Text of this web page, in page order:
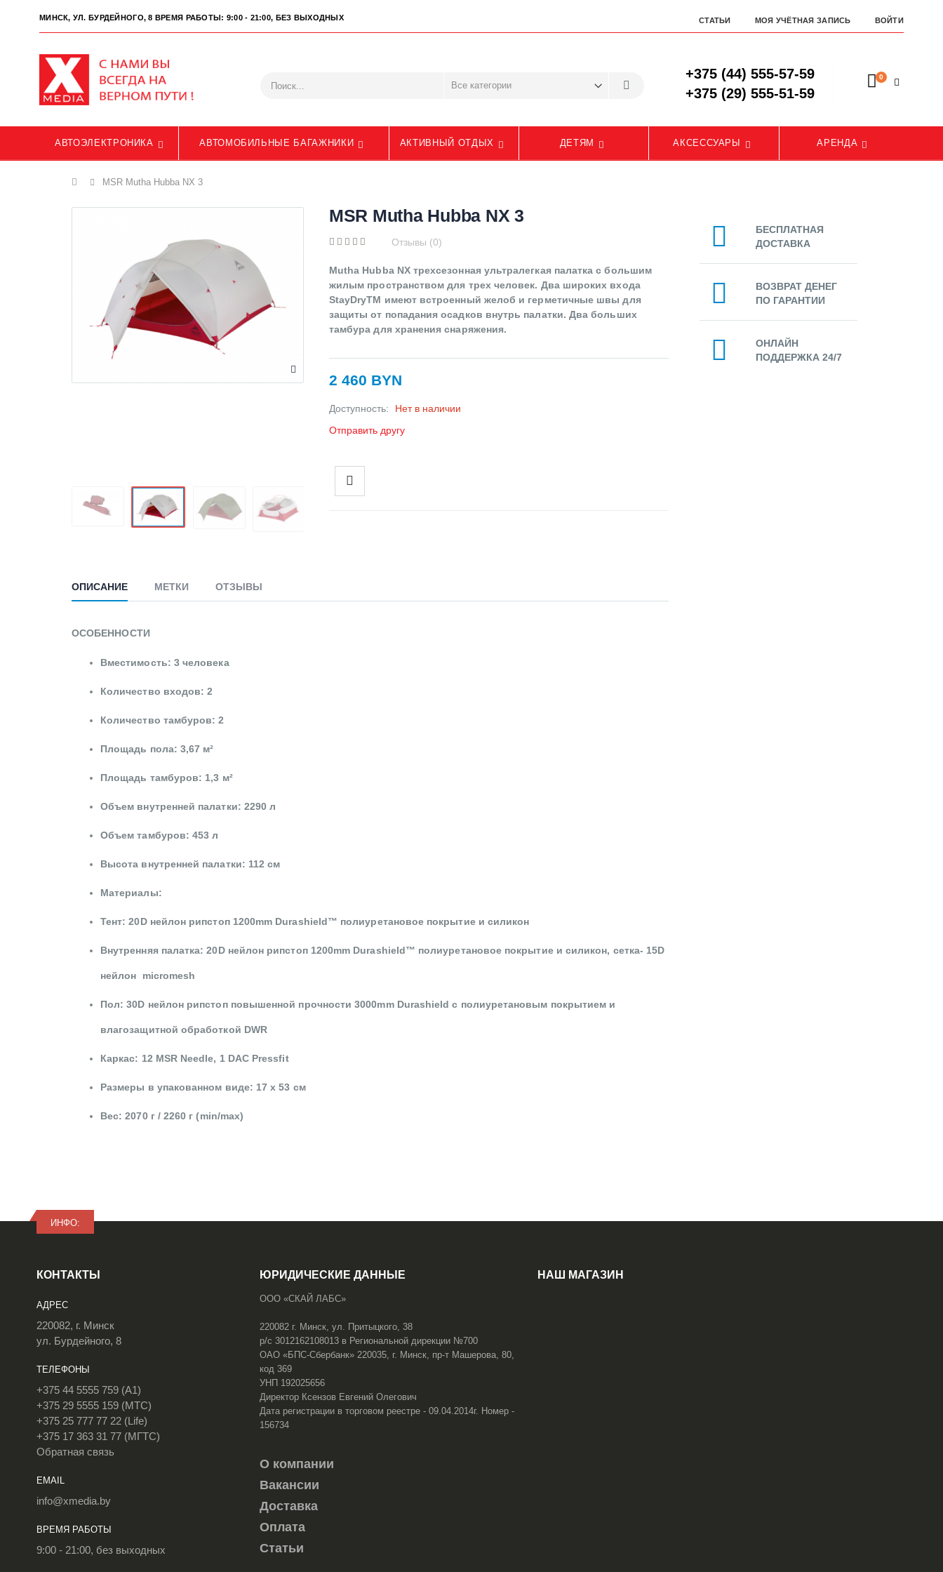
МИНСК, УЛ. БУРДЕЙНОГО, 8 ВРЕМЯ РАБОТЫ: 9:00 - 21:00, БЕЗ ВЫХОДНЫХ СТАТЬИ МОЯ УЧЁТНАЯ ЗАПИСЬ ВОЙТИ
+375 (44) 555-57-59
+375 (29) 555-51-59
0
АВТОЭЛЕКТРОНИКА АВТОМОБИЛЬНЫЕ БАГАЖНИКИ АКТИВНЫЙ ОТДЫХ ДЕТЯМ АКСЕССУАРЫ АРЕНДА
Главная
MSR Mutha Hubba NX 3
MSR Mutha Hubba NX 3
Отзывы (0)
Mutha Hubba NX трехсезонная ультралегкая палатка с большим
жилым пространством для трех человек. Два широких входа
StayDryTM имеют встроенный желоб и герметичные швы для
защиты от попадания осадков внутрь палатки. Два больших
тамбура для хранения снаряжения.
2 460 BYN
Доступность:
Нет в наличии
Отправить другу
ОПИСАНИЕ МЕТКИ ОТЗЫВЫ
ОСОБЕННОСТИ
Вместимость: 3 человека
Количество входов: 2
Количество тамбуров: 2
Площадь пола: 3,67 м²
Площадь тамбуров: 1,3 м²
Объем внутренней палатки: 2290 л
Объем тамбуров: 453 л
Высота внутренней палатки: 112 см
Материалы:
Тент: 20D нейлон рипстоп 1200mm Durashield™ полиуретановое покрытие и силикон
Внутренняя палатка: 20D нейлон рипстоп 1200mm Durashield™ полиуретановое покрытие и силикон, сетка- 15D
нейлон micromesh
Пол: 30D нейлон рипстоп повышенной прочности 3000mm Durashield с полиуретановым покрытием и
влагозащитной обработкой DWR
Каркас: 12 MSR Needle, 1 DAC Pressfit
Размеры в упакованном виде: 17 х 53 см
Вес: 2070 г / 2260 г (min/max)
БЕСПЛАТНАЯ
ДОСТАВКА
ВОЗВРАТ ДЕНЕГ
ПО ГАРАНТИИ
ОНЛАЙН
ПОДДЕРЖКА 24/7
ИНФО:
КОНТАКТЫ
АДРЕС
220082, г. Минск
ул. Бурдейного, 8
ТЕЛЕФОНЫ
+375 44 5555 759 (A1)
+375 29 5555 159 (МТС)
+375 25 777 77 22 (Life)
+375 17 363 31 77 (МГТС)
Обратная связь
EMAIL
info@xmedia.by
ВРЕМЯ РАБОТЫ
9:00 - 21:00, без выходных
ЮРИДИЧЕСКИЕ ДАННЫЕ
ООО «СКАЙ ЛАБС»
220082 г. Минск, ул. Притыцкого, 38
р/с 3012162108013 в Региональной дирекции №700
ОАО «БПС-Сбербанк» 220035, г. Минск, пр-т Машерова, 80,
код 369
УНП 192025656
Директор Ксензов Евгений Олегович
Дата регистрации в торговом реестре - 09.04.2014г. Номер -
156734
О компании
Вакансии
Доставка
Оплата
Статьи
НАШ МАГАЗИН